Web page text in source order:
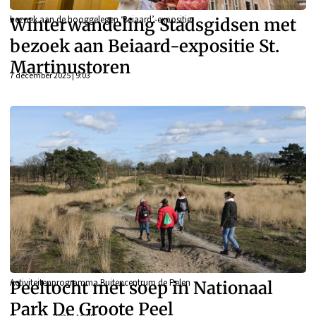
bezoek aan de hooggelegen ‘Beiaard’-expositie
Winterwandeling Stadsgidsen met
bezoek aan Beiaard-expositie St.
Martinustoren
7 december 2025 | 9:03
Activiteitenprogramma Buitencentrum de Pelen
Peeltocht met soep in Nationaal
Park De Groote Peel